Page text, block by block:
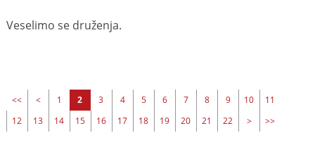
Veselimo se druženja.
<< < 1 2 3 4 5 6 7 8 9 10
11
12
13 14 15 16 17 18 19 20 21 22 > >>